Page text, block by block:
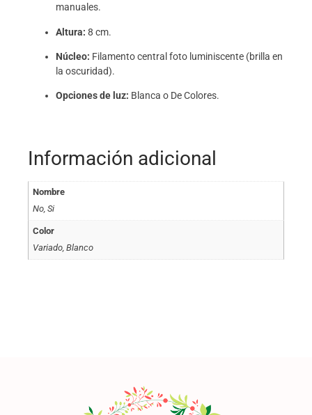
manuales.
Altura: 8 cm.
Núcleo: Filamento central foto luminiscente (brilla en
la oscuridad).
Opciones de luz: Blanca o De Colores.
Información adicional
Nombre
No, Si
Color
Variado, Blanco